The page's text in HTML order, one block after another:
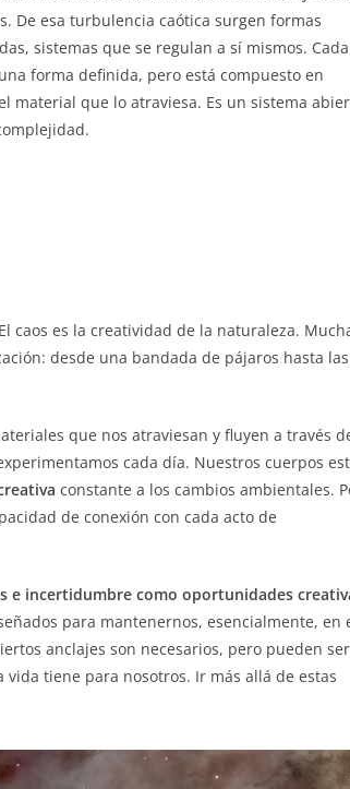
De esa turbulencia caótica surgen formas
sistemas que se regulan a sí mismos. Cada
forma definida, pero está compuesto en
material que lo atraviesa. Es un sistema
caos es la creatividad de la naturaleza.
desde una bandada de pájaros hasta las
que nos atraviesan y fluyen a través
cada día. Nuestros cuerpos
constante a los cambios ambientales.
de conexión con cada acto de
e incertidumbre como oportunidades
para mantenernos, esencialmente, en
anclajes son necesarios, pero pueden ser
tiene para nosotros. Ir más allá de estas